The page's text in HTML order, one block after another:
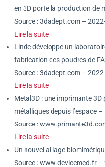
en 3D porte la production de
Source : 3dadept.com –
Lire la suite
Linde développe un
fabrication des poudres de
Source : 3dadept.com –
Lire la suite
Metal3D : une imprimante 3D
métalliques depuis l’espace –
Source :
Lire la suite
Un nouvel alliage
Source : www.devicemed.fr –